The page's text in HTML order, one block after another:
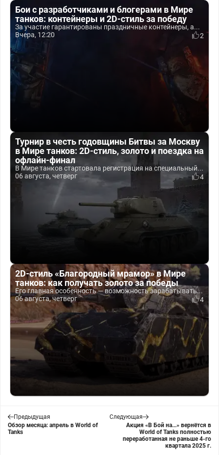
Бои с разработчиками и блогерами в Мире
танков: контейнеры и 2D-стиль за победу
За участие гарантированы праздничные контейнеры, а...
Вчера, 12:20
2
Турнир в честь годовщины Битвы за Москву
в Мире танков: 2D-стиль, золото и поездка на
офлайн-финал
В Мире танков стартовала регистрация на специальный...
06 августа, четверг
4
2D-стиль «Благородный мрамор» в Мире
танков: как получать золото за победы
Его главная особенность — возможность зарабатывать...
06 августа, четверг
4
Предыдущая
Обзор месяца: апрель в World of
Tanks
Следующая
Акция «В Бой на...» вернётся в
World of Tanks полностью
переработанная не раньше 4-го
квартала 2025 г.